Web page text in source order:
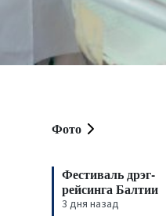
Фото
Фестиваль дрэг-
рейсинга Балтии
3 дня назад